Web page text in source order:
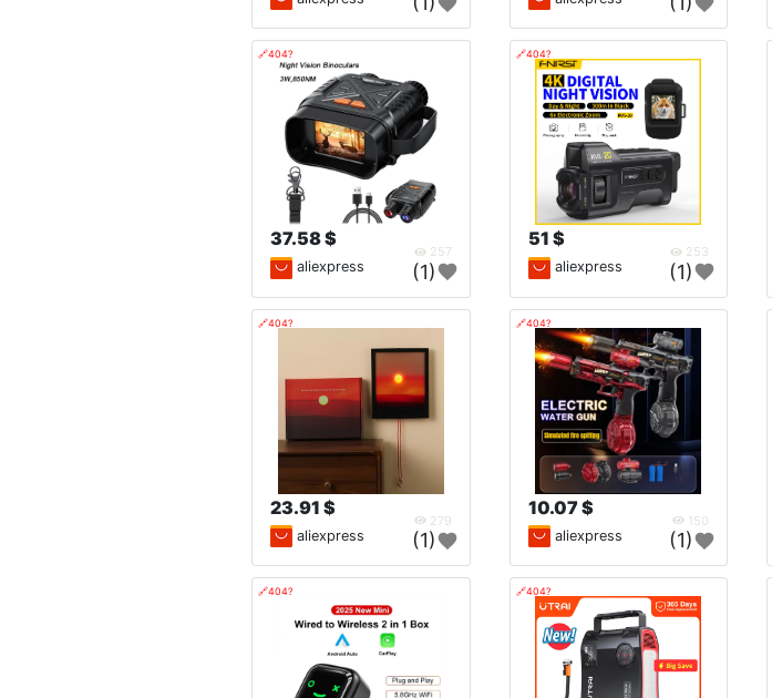
🔗404?
37.58 $
257
aliexpress (1)
🔗404?
51 $
253
aliexpress (1)
🔗404?
23.91 $
279
aliexpress (1)
🔗404?
10.07 $
150
aliexpress (1)
🔗404? 🔗404?